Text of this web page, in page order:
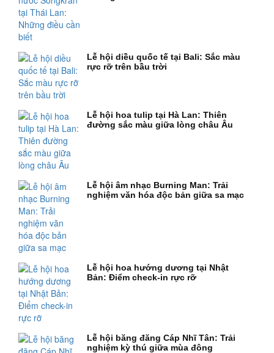
Lễ hội diều quốc tế tại Bali: Sắc màu
rực rỡ trên bầu trời
Lễ hội hoa tulip tại Hà Lan: Thiên
đường sắc màu giữa lòng châu Âu
Lễ hội âm nhạc Burning Man: Trải
nghiệm văn hóa độc bản giữa sa mạc
Lễ hội hoa hướng dương tại Nhật
Bản: Điểm check-in rực rỡ
Lễ hội băng đăng Cáp Nhĩ Tân: Trải
nghiệm kỳ thú giữa mùa đông